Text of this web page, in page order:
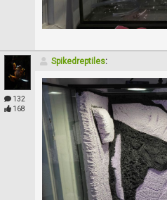
132
168
Spikedreptiles: